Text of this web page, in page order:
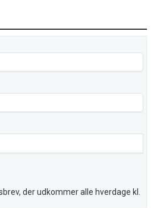
der udkommer alle hverdage kl.